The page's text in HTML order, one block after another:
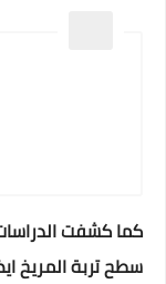
كما كشفت
سطح تربة المريخ